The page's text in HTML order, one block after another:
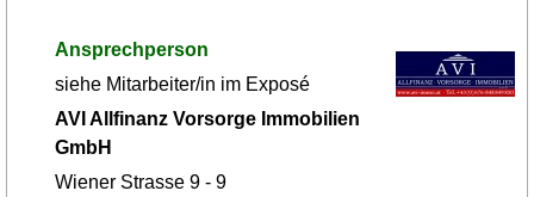
Ansprechperson
siehe Mitarbeiter/in im Exposé
AVI Allfinanz Vorsorge Immobilien
GmbH
Wiener Strasse 9 - 9